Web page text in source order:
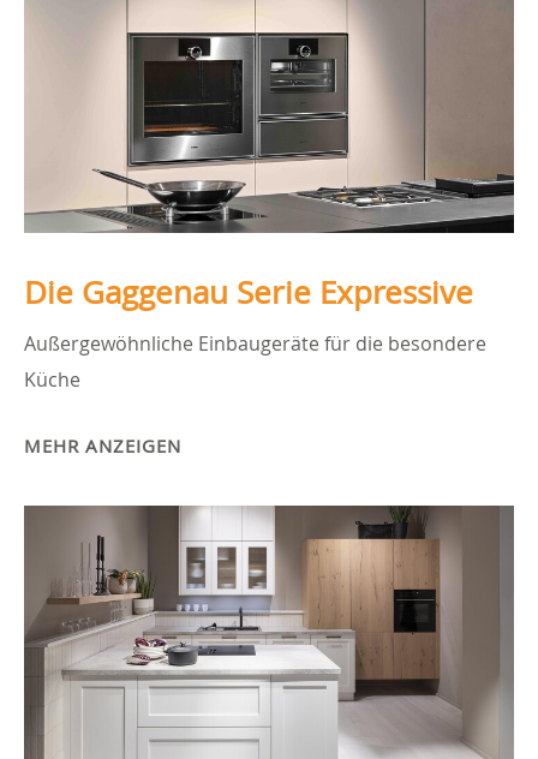
Die Gaggenau Serie Expressive
Außergewöhnliche Einbaugeräte für die besondere
Küche
MEHR ANZEIGEN